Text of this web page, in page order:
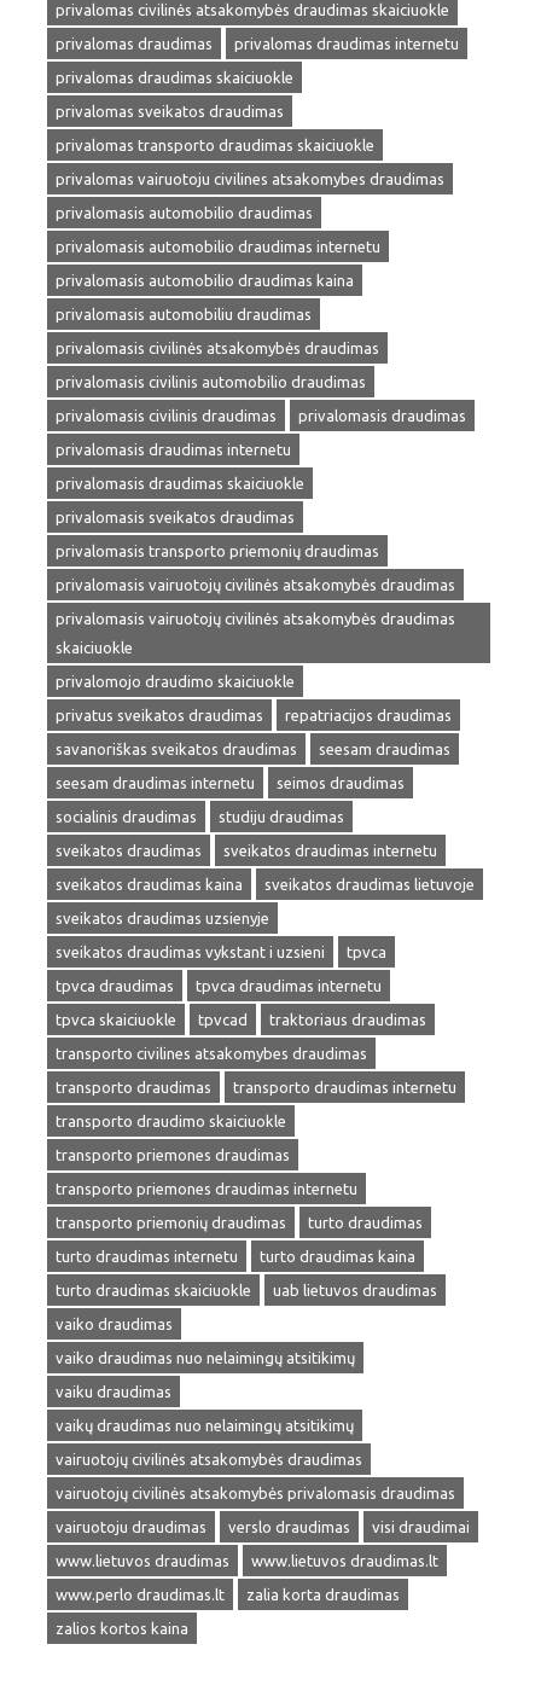
privalomas civilinės atsakomybės draudimas skaiciuokle
privalomas draudimas
privalomas draudimas internetu
privalomas draudimas skaiciuokle
privalomas sveikatos draudimas
privalomas transporto draudimas skaiciuokle
privalomas vairuotoju civilines atsakomybes draudimas
privalomasis automobilio draudimas
privalomasis automobilio draudimas internetu
privalomasis automobilio draudimas kaina
privalomasis automobiliu draudimas
privalomasis civilinės atsakomybės draudimas
privalomasis civilinis automobilio draudimas
privalomasis civilinis draudimas
privalomasis draudimas
privalomasis draudimas internetu
privalomasis draudimas skaiciuokle
privalomasis sveikatos draudimas
privalomasis transporto priemonių draudimas
privalomasis vairuotojų civilinės atsakomybės draudimas
privalomasis vairuotojų civilinės atsakomybės draudimas
skaiciuokle
privalomojo draudimo skaiciuokle
privatus sveikatos draudimas
repatriacijos draudimas
savanoriškas sveikatos draudimas
seesam draudimas
seesam draudimas internetu
seimos draudimas
socialinis draudimas
studiju draudimas
sveikatos draudimas
sveikatos draudimas internetu
sveikatos draudimas kaina
sveikatos draudimas lietuvoje
sveikatos draudimas uzsienyje
sveikatos draudimas vykstant i uzsieni
tpvca
tpvca draudimas
tpvca draudimas internetu
tpvca skaiciuokle
tpvcad
traktoriaus draudimas
transporto civilines atsakomybes draudimas
transporto draudimas
transporto draudimas internetu
transporto draudimo skaiciuokle
transporto priemones draudimas
transporto priemones draudimas internetu
transporto priemonių draudimas
turto draudimas
turto draudimas internetu
turto draudimas kaina
turto draudimas skaiciuokle
uab lietuvos draudimas
vaiko draudimas
vaiko draudimas nuo nelaimingų atsitikimų
vaiku draudimas
vaikų draudimas nuo nelaimingų atsitikimų
vairuotojų civilinės atsakomybės draudimas
vairuotojų civilinės atsakomybės privalomasis draudimas
vairuotoju draudimas
verslo draudimas
visi draudimai
www.lietuvos draudimas
www.lietuvos draudimas.lt
www.perlo draudimas.lt
zalia korta draudimas
zalios kortos kaina